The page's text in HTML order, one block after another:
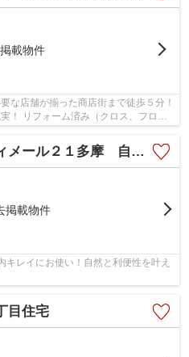
載物件
な店舗が揃った商店街まで徒歩５分！
！ リフォーム済み（クロス、フロー
１多摩 自然と生活利便性を叶える住環境
掲載物件
キレイにお使い！自然と利便性を叶え
目住宅